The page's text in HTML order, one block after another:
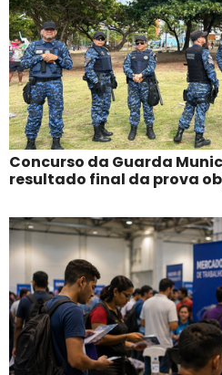
Concurso da Guarda
resultado final da prova